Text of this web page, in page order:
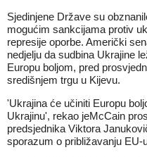
Sjedinjene Države su
mogućim sankcijama protiv
represije oporbe. Američki
nedjelju da sudbina Ukrajine
Europu boljom, pred
središnjem trgu u Kijevu.
'Ukrajina će učiniti Europu
Ukrajinu', rekao jeMcCain
predsjednika Viktora
sporazum o približavanju EU-